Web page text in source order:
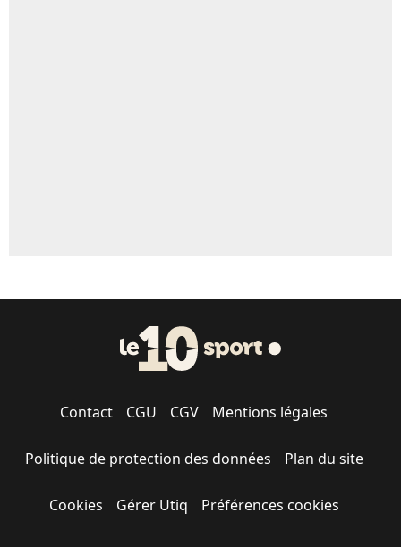
Contact CGU CGV Mentions légales
Politique de protection des données Plan du site
Cookies Gérer Utiq Préférences cookies